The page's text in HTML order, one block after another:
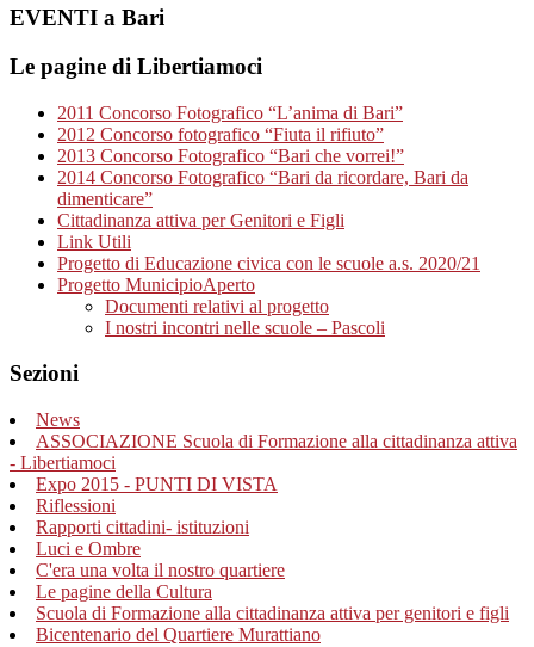
EVENTI a Bari
Le pagine di Libertiamoci
2011 Concorso Fotografico “L’anima di Bari”
2012 Concorso fotografico “Fiuta il rifiuto”
2013 Concorso Fotografico “Bari che vorrei!”
2014 Concorso Fotografico “Bari da ricordare, Bari da
dimenticare”
Cittadinanza attiva per Genitori e Figli
Link Utili
Progetto di Educazione civica con le scuole a.s. 2020/21
Progetto MunicipioAperto
Documenti relativi al progetto
I nostri incontri nelle scuole – Pascoli
Sezioni
News
ASSOCIAZIONE Scuola di Formazione alla cittadinanza attiva
- Libertiamoci
Expo 2015 - PUNTI DI VISTA
Riflessioni
Rapporti cittadini- istituzioni
Luci e Ombre
C'era una volta il nostro quartiere
Le pagine della Cultura
Scuola di Formazione alla cittadinanza attiva per genitori e figli
Bicentenario del Quartiere Murattiano